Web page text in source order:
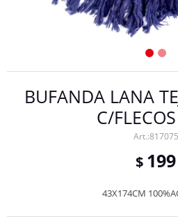
BUFANDA LANA
C/
817075
$ 199
43X174CM